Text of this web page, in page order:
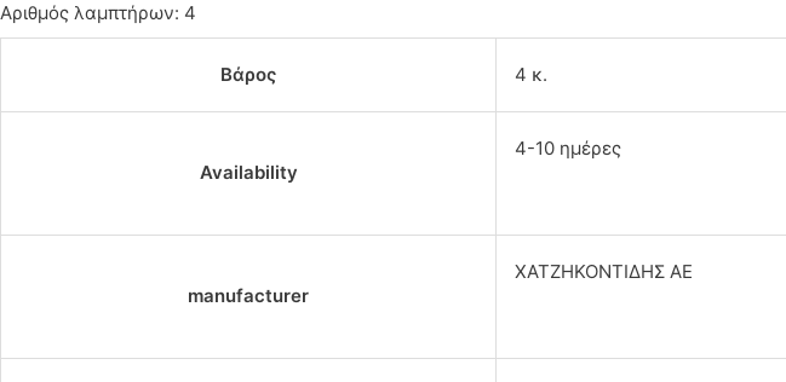
Αριθμός λαμπτήρων: 4
Βάρος 4 κ.
Availability
4-10 ημέρες
manufacturer
ΧΑΤΖΗΚΟΝΤΙΔΗΣ ΑΕ